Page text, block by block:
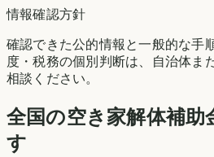
情報確認方針
確認できた公的情報と一般的な手
度・税務の個別判断は、自治体ま
相談ください。
全国の空き家解体補助
す